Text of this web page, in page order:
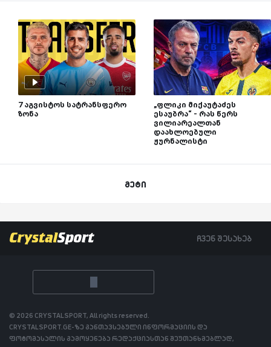
7 აგვისტოს სატრანსფერო
ზონა
„ფლიკი მიქაუტაძეს
ესაუბრა“ - რას წერს
ვილიარეალთან
დაახლოებული
ჟურნალისტი
მეტი
ჩვენ შესახებ
© 2026 CRYSTALSPORT, All rights reserved.
CRYSTALSPORT.GE-ზე განთავსებული ინფორმაციის და
ფოტომასალის გამოყენება რედაქციასთან შეუთანხმებლად,